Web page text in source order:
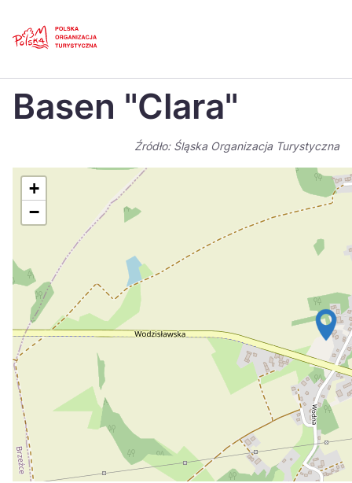
Polski
Español
Italiano
Nederlands
Português
Suomi
Україна
Zamknij
Basen "Clara"
Źródło: Śląska Organizacja Turystyczna
+
−